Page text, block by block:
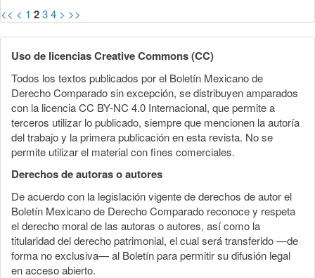
<< < 1 234 > >>
Uso de licencias Creative Commons (CC)
Todos los textos publicados por el Boletín Mexicano de
Derecho Comparado sin excepción, se distribuyen amparados
con la licencia CC BY-NC 4.0 Internacional, que permite a
terceros utilizar lo publicado, siempre que mencionen la autoría
del trabajo y la primera publicación en esta revista. No se
permite utilizar el material con fines comerciales.
Derechos de autoras o autores
De acuerdo con la legislación vigente de derechos de autor el
Boletín Mexicano de Derecho Comparado reconoce y respeta
el derecho moral de las autoras o autores, así como la
titularidad del derecho patrimonial, el cual será transferido —de
forma no exclusiva— al Boletín para permitir su difusión legal
en acceso abierto.